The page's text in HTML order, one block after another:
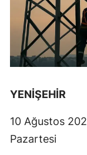
YENİŞEHİR
10 Ağustos
Pazartesi